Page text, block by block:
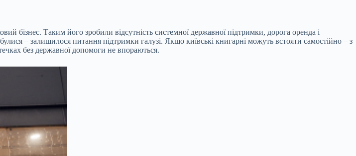
бізнес. Таким його зробили відсутність системної державної підтримки, дорога оренда і
– залишилося питання підтримки галузі. Якщо київські книгарні можуть встояти самостійно – з
без державної допомоги не впораються.